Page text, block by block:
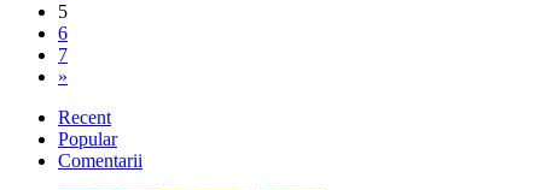
5
6
7
»
Recent
Popular
Comentarii